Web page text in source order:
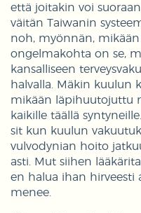
että joitakin voi
väitän Taiwanin
noh, myönnän, mikään
ongelmakohta on se,
kansalliseen
halvalla. Mäkin kuulun
mikään läpihuutojuttu
kaikille täällä
sit kun kuulun
vulvodynian hoito
asti. Mut siihen
en halua ihan hirveesti
menee.